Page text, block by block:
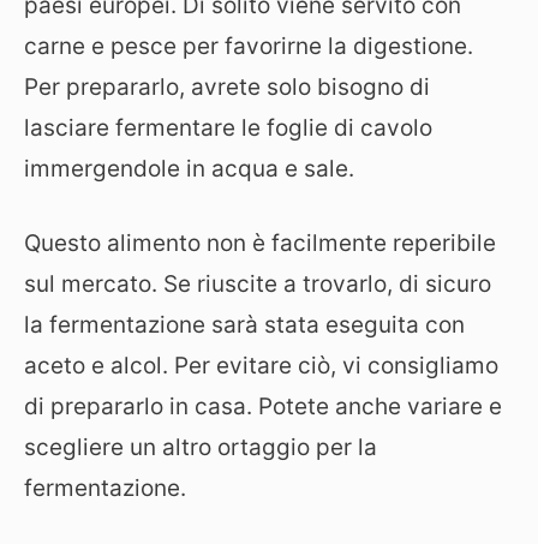
carne e pesce per favorirne la digestione.
Per prepararlo, avrete solo bisogno di
lasciare fermentare le foglie di cavolo
immergendole in acqua e sale.
Questo alimento non è facilmente reperibile
sul mercato. Se riuscite a trovarlo, di sicuro
la fermentazione sarà stata eseguita con
aceto e alcol. Per evitare ciò, vi consigliamo
di prepararlo in casa. Potete anche variare e
scegliere un altro ortaggio per la
fermentazione.